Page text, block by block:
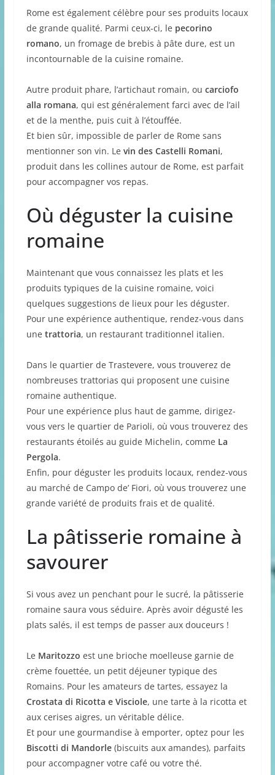
Rome est également célèbre pour ses produits locaux
de grande qualité. Parmi ceux-ci, le pecorino
romano, un fromage de brebis à pâte dure, est un
incontournable de la cuisine romaine.
Autre produit phare, l’artichaut romain, ou carciofo
alla romana, qui est généralement farci avec de l’ail
et de la menthe, puis cuit à l’étouffée.
Et bien sûr, impossible de parler de Rome sans
mentionner son vin. Le vin des Castelli Romani,
produit dans les collines autour de Rome, est parfait
pour accompagner vos repas.
Où déguster la cuisine
romaine
Maintenant que vous connaissez les plats et les
produits typiques de la cuisine romaine, voici
quelques suggestions de lieux pour les déguster.
Pour une expérience authentique, rendez-vous dans
une trattoria, un restaurant traditionnel italien.
Dans le quartier de Trastevere, vous trouverez de
nombreuses trattorias qui proposent une cuisine
romaine authentique.
Pour une expérience plus haut de gamme, dirigez-
vous vers le quartier de Parioli, où vous trouverez des
restaurants étoilés au guide Michelin, comme La
Pergola.
Enfin, pour déguster les produits locaux, rendez-vous
au marché de Campo de’ Fiori, où vous trouverez une
grande variété de produits frais et de qualité.
La pâtisserie romaine à
savourer
Si vous avez un penchant pour le sucré, la pâtisserie
romaine saura vous séduire. Après avoir dégusté les
plats salés, il est temps de passer aux douceurs !
Le Maritozzo est une brioche moelleuse garnie de
crème fouettée, un petit déjeuner typique des
Romains. Pour les amateurs de tartes, essayez la
Crostata di Ricotta e Visciole, une tarte à la ricotta et
aux cerises aigres, un véritable délice.
Et pour une gourmandise à emporter, optez pour les
Biscotti di Mandorle(biscuits aux amandes), parfaits
pour accompagner votre café ou votre thé.